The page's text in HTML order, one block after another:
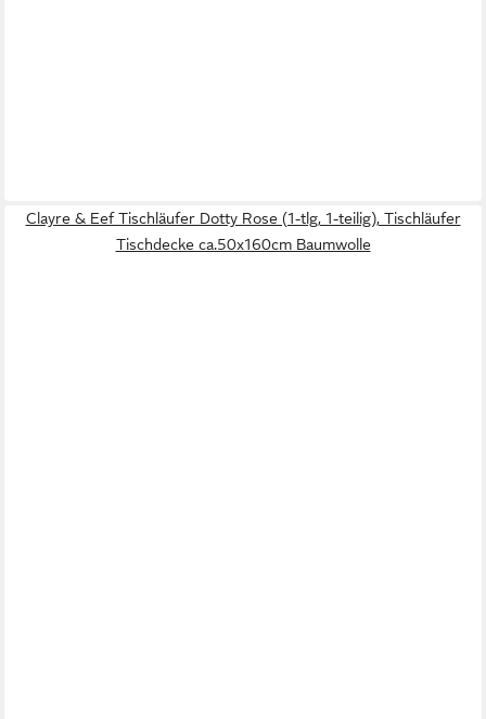
Clayre & Eef Tischläufer Dotty Rose (1-tlg, 1-teilig), Tischläufer
Tischdecke ca.50x160cm Baumwolle